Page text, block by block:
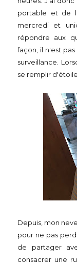
portable et de
mercredi et
répondre aux
façon, il n'est
surveillance.
se remplir d'étoiles
Depuis, mon
pour ne pas
de partager
consacrer une